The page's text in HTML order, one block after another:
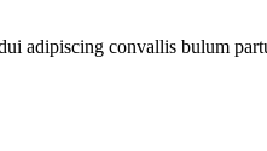
adipiscing convallis bulum